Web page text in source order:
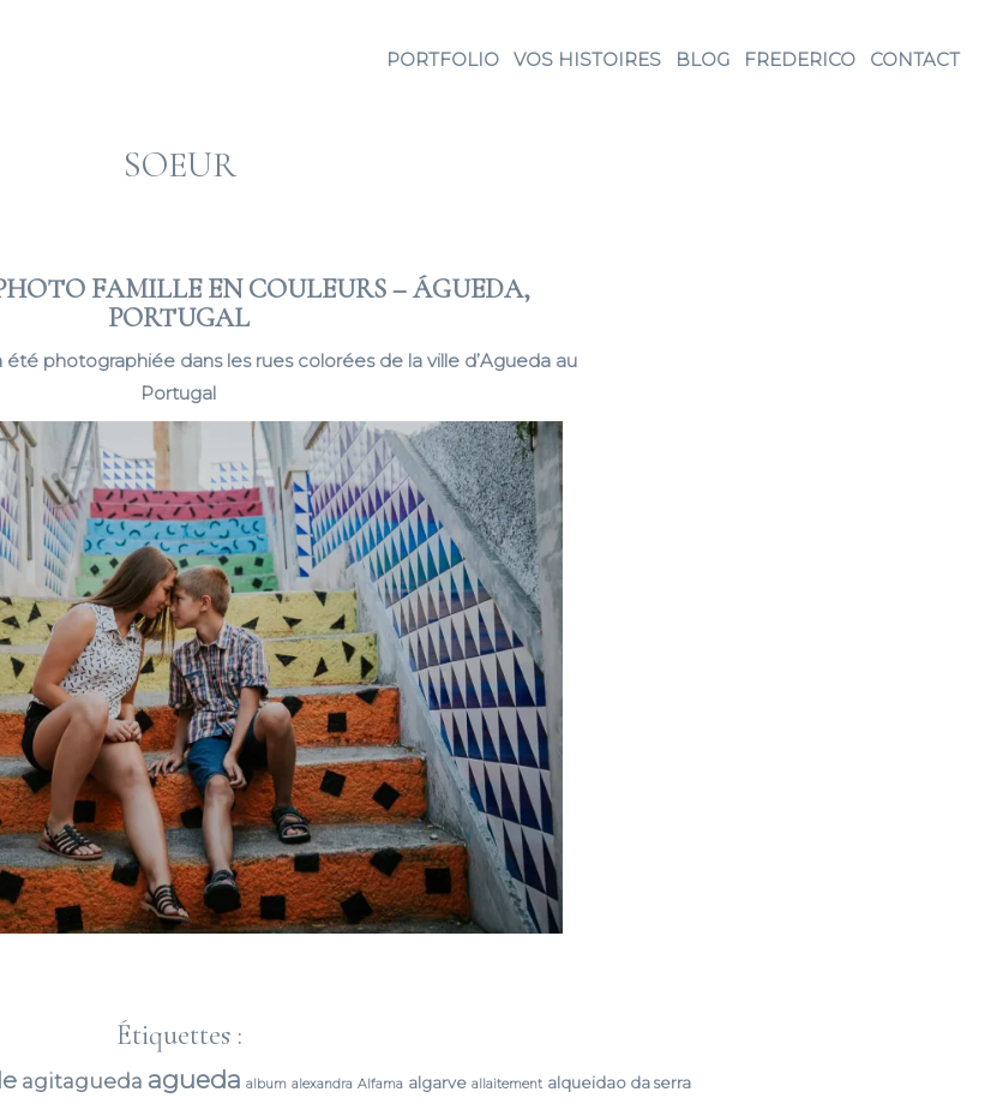
PORTFOLIO VOS HISTOIRES BLOG FREDERICO CONTACT
SOEUR
FAMILLE EN COULEURS – ÁGUEDA,
PORTUGAL
photographiée dans les rues colorées de la ville d’Agueda au
Portugal
Étiquettes :
agitagueda agueda album alexandra Alfama algarve allaitement alqueidao da serra